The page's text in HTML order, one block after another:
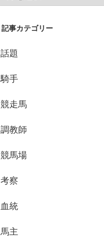
記事カテゴリー
話題
騎手
競走馬
調教師
競馬場
考察
血統
馬主